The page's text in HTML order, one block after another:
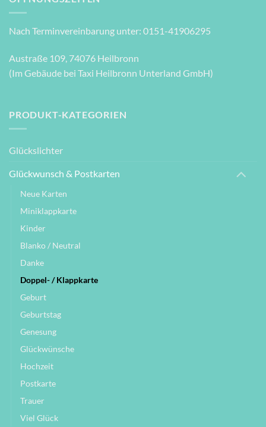
Nach Terminvereinbarung unter: 0151-41906295
Austraße 109, 74076 Heilbronn
(Im Gebäude bei Taxi Heilbronn Unterland GmbH)
PRODUKT-KATEGORIEN
Glückslichter
Glückwunsch & Postkarten
Neue Karten
Miniklappkarte
Kinder
Blanko / Neutral
Danke
Doppel- / Klappkarte
Geburt
Geburtstag
Genesung
Glückwünsche
Hochzeit
Postkarte
Trauer
Viel Glück